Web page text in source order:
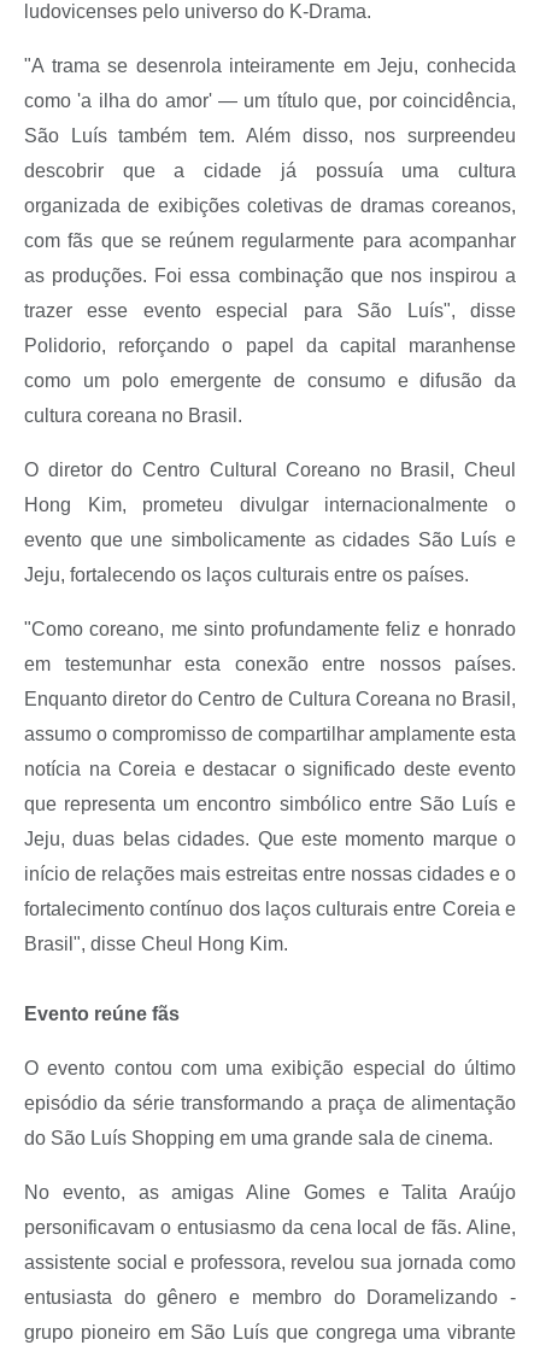
ludovicenses pelo universo do K-Drama.
"A trama se desenrola inteiramente em Jeju, conhecida
como 'a ilha do amor' — um título que, por coincidência,
São Luís também tem. Além disso, nos surpreendeu
descobrir que a cidade já possuía uma cultura
organizada de exibições coletivas de dramas coreanos,
com fãs que se reúnem regularmente para acompanhar
as produções. Foi essa combinação que nos inspirou a
trazer esse evento especial para São Luís", disse
Polidorio, reforçando o papel da capital maranhense
como um polo emergente de consumo e difusão da
cultura coreana no Brasil.
O diretor do Centro Cultural Coreano no Brasil, Cheul
Hong Kim, prometeu divulgar internacionalmente o
evento que une simbolicamente as cidades São Luís e
Jeju, fortalecendo os laços culturais entre os países.
"Como coreano, me sinto profundamente feliz e honrado
em testemunhar esta conexão entre nossos países.
Enquanto diretor do Centro de Cultura Coreana no Brasil,
assumo o compromisso de compartilhar amplamente esta
notícia na Coreia e destacar o significado deste evento
que representa um encontro simbólico entre São Luís e
Jeju, duas belas cidades. Que este momento marque o
início de relações mais estreitas entre nossas cidades e o
fortalecimento contínuo dos laços culturais entre Coreia e
Brasil", disse Cheul Hong Kim.
Evento reúne fãs
O evento contou com uma exibição especial do último
episódio da série transformando a praça de alimentação
do São Luís Shopping em uma grande sala de cinema.
No evento, as amigas Aline Gomes e Talita Araújo
personificavam o entusiasmo da cena local de fãs. Aline,
assistente social e professora, revelou sua jornada como
entusiasta do gênero e membro do Doramelizando -
grupo pioneiro em São Luís que congrega uma vibrante